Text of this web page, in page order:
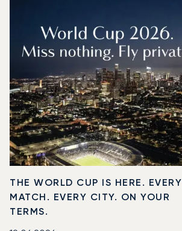
THE WORLD CUP IS HERE. EVERY
MATCH. EVERY CITY. ON YOUR
TERMS.